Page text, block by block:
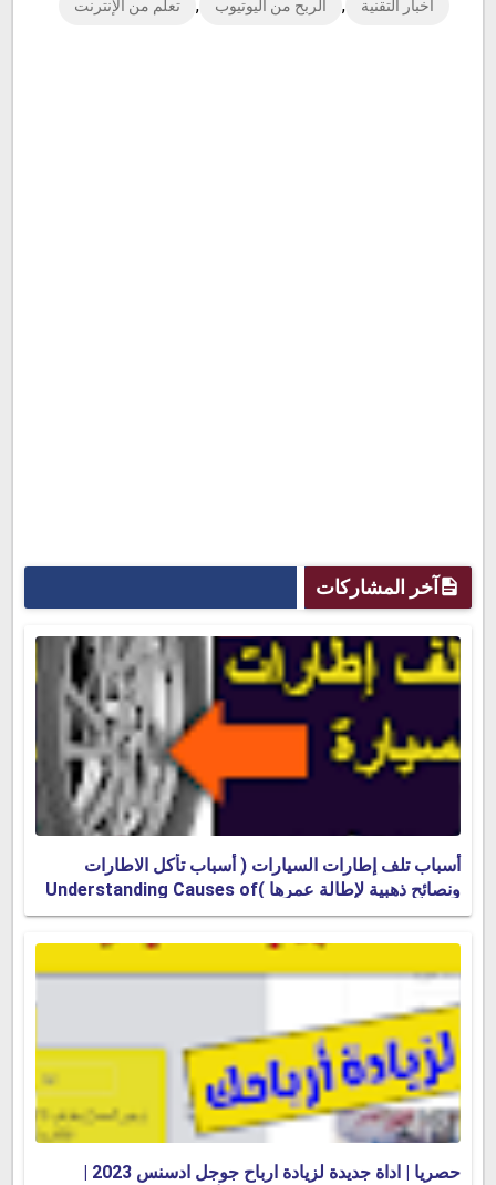
أخبار التقنية , الربح من اليوتيوب , تعلم من الإنترنت
آخر المشاركات
أسباب تلف إطارات السيارات ( أسباب تأكل الاطارات
ونصائح ذهبية لإطالة عمرها )Understanding Causes of
Tire Damage & Wear Patterns
حصريا | اداة جديدة لزيادة ارباح جوجل ادسنس 2023 |